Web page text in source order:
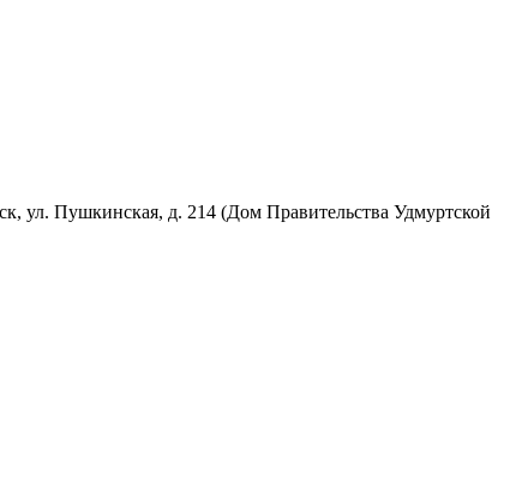
ул. Пушкинская, д. 214 (Дом Правительства Удмуртской